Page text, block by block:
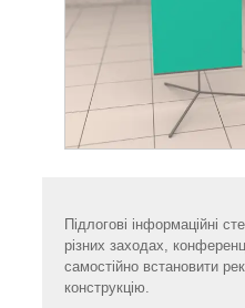
Підлогові інформаційні
різних заходах,
самостійно встановити
конструкцію.